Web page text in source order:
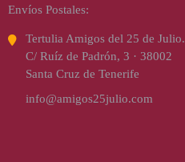
Envíos Postales:
Tertulia Amigos del 25 de Julio.
C/ Ruíz de Padrón, 3 · 38002
Santa Cruz de Tenerife
info@amigos25julio.com